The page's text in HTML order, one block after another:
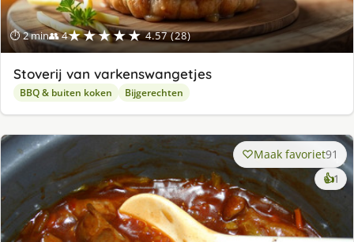
⏱ 2 min👥 4★★★★★ 4.57 (28)
Stoverij van varkenswangetjes
BBQ & buiten koken Bijgerechten
Maak favoriet91
👍1